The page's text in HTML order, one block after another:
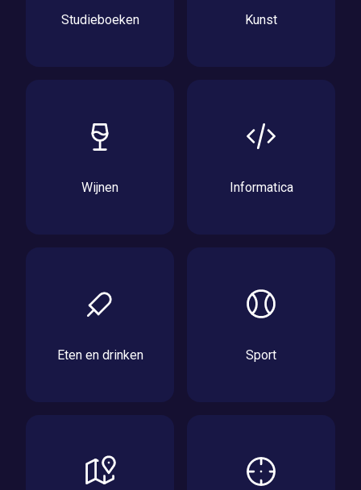
Studieboeken Kunst
Wijnen Informatica
Eten en drinken Sport